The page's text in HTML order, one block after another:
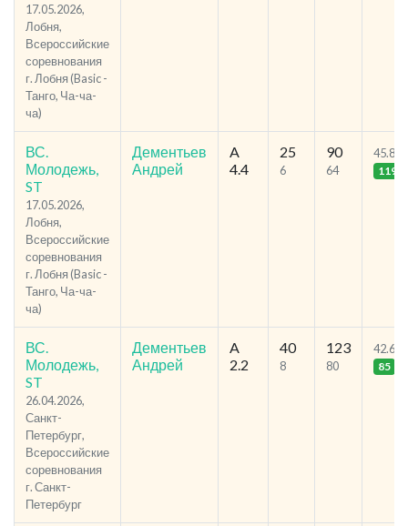
17.05.2026,
Лобня,
Всероссийские
соревнования
г. Лобня (Basic -
Танго, Ча-ча-
ча)
ВС.
Молодежь,
ST
17.05.2026,
Лобня,
Всероссийские
соревнования
г. Лобня (Basic -
Танго, Ча-ча-
ча)
Дементьев
Андрей
A
4.4
25
6
90
64
45.87
119
ВС.
Молодежь,
ST
26.04.2026,
Санкт-
Петербург,
Всероссийские
соревнования
г. Санкт-
Петербург
Дементьев
Андрей
A
2.2
40
8
123
80
42.61
85